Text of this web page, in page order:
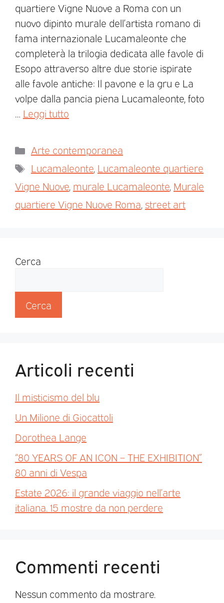
quartiere Vigne Nuove a Roma con un
nuovo dipinto murale dell’artista romano di
fama internazionale Lucamaleonte che
completerà la trilogia dedicata alle favole di
Esopo attraverso altre due storie ispirate
alle favole antiche: Il pavone e la gru e La
volpe dalla pancia piena Lucamaleonte, foto
… Leggi tutto
Arte contemporanea
Lucamaleonte, Lucamaleonte quartiere
Vigne Nuove, murale Lucamaleonte, Murale
quartiere Vigne Nuove Roma,street art
Cerca
Cerca
Articoli recenti
Il misticismo del blu
Un Milione di Giocattoli
Dorothea Lange
“80 YEARS OF AN ICON – THE EXHIBITION”
80 anni di Vespa
Estate 2026: il grande viaggio nell’arte
italiana. 15 mostre da non perdere
Commenti recenti
Nessun commento da mostrare.